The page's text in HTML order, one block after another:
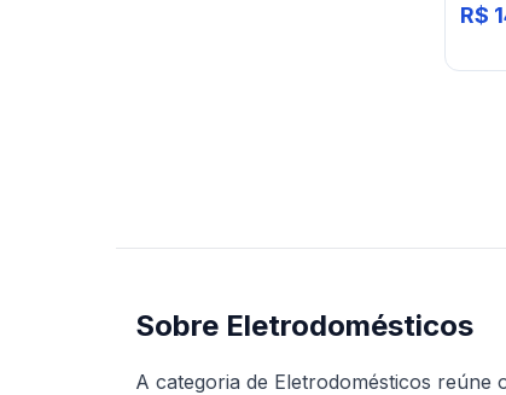
R$
Sobre Eletrodomésticos
A categoria de Eletrodomésticos